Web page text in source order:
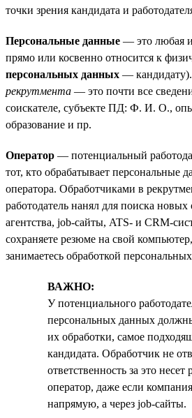
точки зрения кандидата и
Персональные данные — это любая
прямо или косвенно относится к
персональных данных — кандидату).
рекрутмента — это почти все
соискателе, субъекте ПД: Ф. И. О.,
образование и пр.
Оператор — потенциальный
тот, кто обрабатывает персональные
оператора. Обработчиками в
работодатель нанял для поиска
агентства, job-сайты, ATS- и CRM-
сохраняете резюме на свой
занимаетесь обработкой
ВАЖНО:
У потенциального
персональных данных
их обработки, самое
кандидата. Обработчик не
ответственность за это несет
оператор, даже если
напрямую, а через job-сайты.